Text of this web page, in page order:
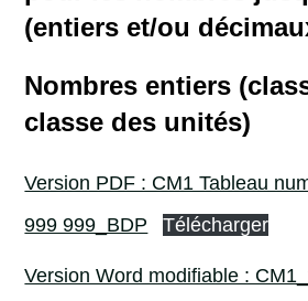
(entiers et/ou
Nombres entiers
classe des unités)
Version PDF : CM1 Tableau
999 999_BDP
Télécharger
Version Word modifiable :